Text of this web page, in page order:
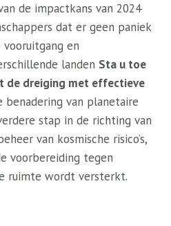
de impactkans van 2024
dat er geen paniek
vooruitgang en
landen Sta u toe
de dreiging met effectieve
benadering van planetaire
stap in de richting van
van kosmische risico’s,
voorbereiding tegen
ruimte wordt versterkt.